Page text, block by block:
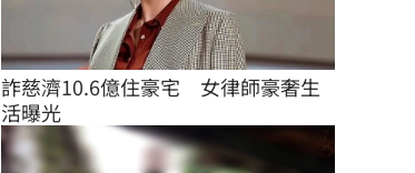
詐慈濟10.6億住豪宅　女律師豪奢生
活曝光